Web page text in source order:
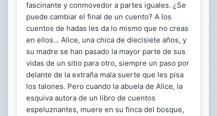
fascinante y conmovedor a partes iguales. ¿Se
puede cambiar el final de un cuento? A los
cuentos de hadas les da lo mismo que no creas
en ellos... Alice, una chica de diecisiete años, y
su madre se han pasado la mayor parte de sus
vidas de un sitio para otro, siempre un paso por
delante de la extraña mala suerte que les pisa
los talones. Pero cuando la abuela de Alice, la
esquiva autora de un libro de cuentos
espeluznantes, muere en su finca del bosque,